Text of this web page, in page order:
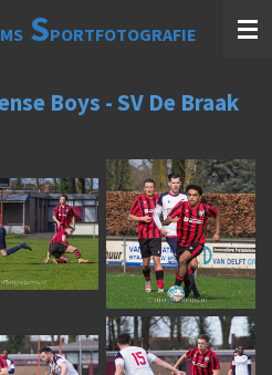
SPORTFOTOGRAFIE
Boys - SV De Braak